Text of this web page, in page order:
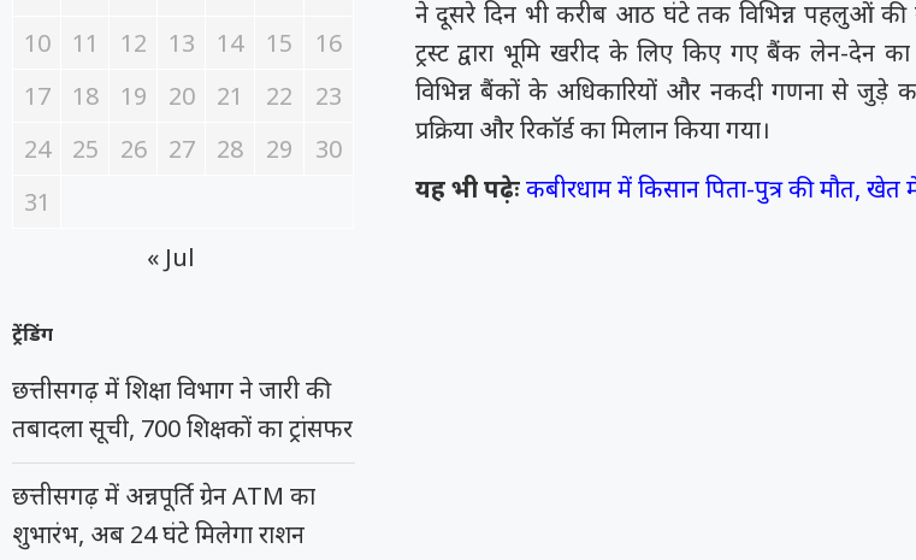
ने दूसरे दिन भी करीब आठ घंटे तक विभिन्न पहलुओं की
ट्रस्ट द्वारा भूमि खरीद के लिए किए गए बैंक लेन-देन
विभिन्न बैंकों के अधिकारियों और नकदी गणना से जुड़े
प्रक्रिया और रिकॉर्ड का मिलान किया गया।
यह भी पढ़ेःकबीरधाम में किसान पिता-पुत्र की मौत,
10
11 12 13 14 15
16
17
18 19 20 21 22
23
24
25 26 27 28 29
30
31
« Jul
ट्रेंडिंग
छत्तीसगढ़ में शिक्षा विभाग ने जारी की
तबादला सूची, 700 शिक्षकों का ट्रांसफर
छत्तीसगढ़ में अन्नपूर्ति ग्रेन ATM का
शुभारंभ, अब 24 घंटे मिलेगा राशन